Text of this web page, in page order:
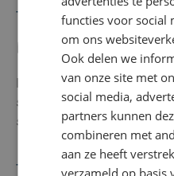
Jij verdient een bruto
en € 3.144,- op basis
Jij ontvangt 25
vakantiegeld volgens
Jij ontvangt een
kilometer.
Jij werkt in dagdienst
van 07.30 uur tot 16.30
Toon meer
Meer informatie
Enthousiast geworden?
snel mogelijk contact met je
samen te kijken of deze
Toon meer
functies voor social
om ons
Ook delen we
van onze site met
social media,
partners kunnen
combineren met
aan ze heeft
verzameld op basis